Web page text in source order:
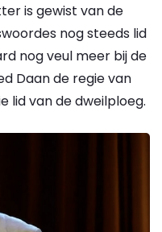
is gewist van de
nog steeds lid
nog veul meer bij de
Daan de regie van
lid van de dweilploeg.